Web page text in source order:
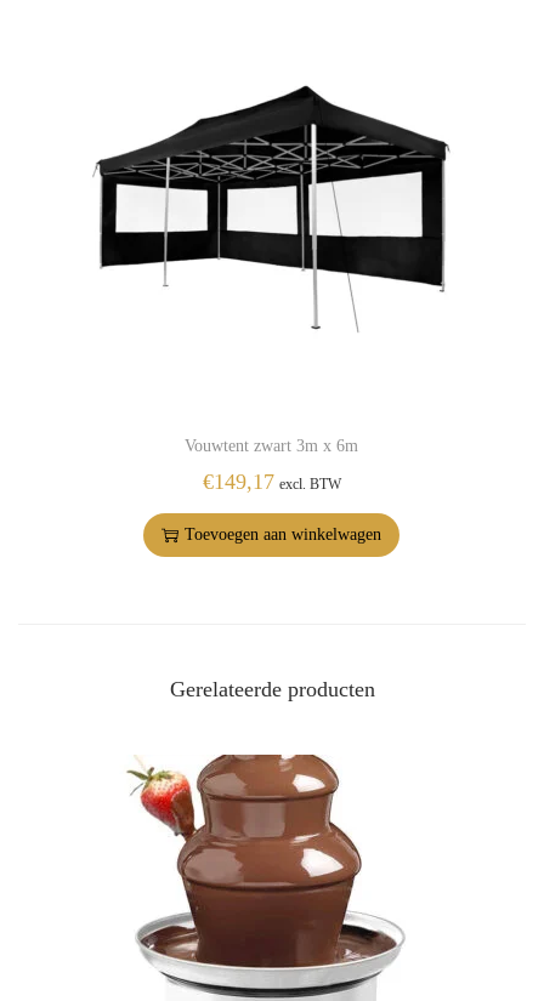
Vouwtent zwart 3m x 6m
€149,17 excl. BTW
Toevoegen aan winkelwagen
Gerelateerde producten